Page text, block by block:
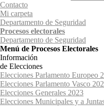
Contacto
Mi carpeta
Departamento de Seguridad
Procesos electorales
Departamento de Seguridad
Menú de Procesos Electorales
Información
de Elecciones
Elecciones Parlamento Europeo
Elecciones Parlamento Vasco
Elecciones Generales 2023
Elecciones Municipales y a